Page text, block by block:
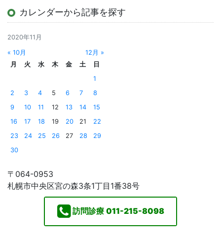
カレンダーから記事を探す
2020年11月
« 10月
12月 »
月
火 水 木 金 土
日
1
2
3 4 5 6 7
8
9
10 11 12 13 14
15
16
17 18 19 20 21
22
23
24 25 26 27 28
29
30
〒064-0953
札幌市中央区宮の森3条1丁目1番38号
訪問診療 011-215-8098